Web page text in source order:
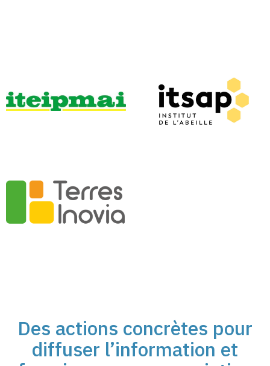
Des actions concrètes pour
diffuser l’information et